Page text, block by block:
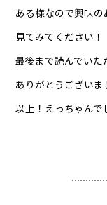
ある様なので興味の
見てみてください！
最後まで読んでいた
ありがとうございま
以上！えっちゃんで